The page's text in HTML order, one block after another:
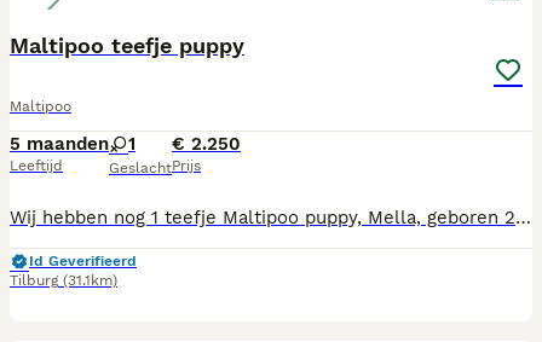
Maltipoo teefje puppy
Maltipoo
5 maanden
Leeftijd
1
Geslacht
€ 2.250
Prijs
Wij hebben nog 1 teefje Maltipoo puppy, Mella, geboren 21-2-2026. Ze mag vanaf nu het nest verlaten. Mama is Maltipoo, papa dwergpoedel en volledig getest. Mama, foto 6, en papa, foto 7, wonen beiden bij ons. De puppy's zijn gechipt, alle vaccinaties incl. rabiës spuit, ontwormd volgens schema, nagekeken door onze dierenarts en geregistreerd bij NDG Nederland. Alle puppy's hebben een Europees Nederlands paspoort. Onze pups zijn geboren en opgegroeid in onze woonkamer zodat ze alle geluiden (tv, stofzuiger etc, meekrijgen voor een goede socialisatie. Wij zijn in bezit van UBN nummer. Wij zoeken voor onze pups een baasje voor het leven, die veel tijd aan de pups kunnen besteden, ze maken graag deel uit van het gezin. Als de pups verhuizen naar hun nieuwe baasjes krijgen ze brokjes voor de eerste weken, mandje, speeltjes, nestgeurtje mee. Tel.nr. 06-19346176 of mail adrutten@ziggo.nl
Id Geverifieerd
Tilburg (31.1km)